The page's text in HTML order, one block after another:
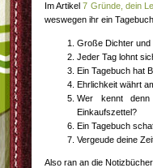
Im Artikel7 Gründe, dein
weswegen ihr ein
Große Dichter und
Jeder Tag lohnt
Ein Tagebuch hat
Ehrlichkeit währt
Wer kennt
Einkaufszettel?
Ein Tagebuch
Vergeude deine
Also ran an die